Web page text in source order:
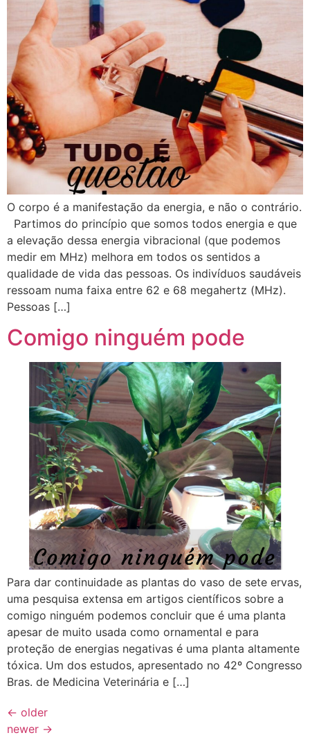
O corpo é a manifestação da energia, e não o contrário.
Partimos do princípio que somos todos energia e que
a elevação dessa energia vibracional (que podemos
medir em MHz) melhora em todos os sentidos a
qualidade de vida das pessoas. Os indivíduos saudáveis
ressoam numa faixa entre 62 e 68 megahertz (MHz).
Pessoas […]
Comigo ninguém pode
Para dar continuidade as plantas do vaso de sete ervas,
uma pesquisa extensa em artigos científicos sobre a
comigo ninguém podemos concluir que é uma planta
apesar de muito usada como ornamental e para
proteção de energias negativas é uma planta altamente
tóxica. Um dos estudos, apresentado no 42º Congresso
Bras. de Medicina Veterinária e […]
← older
newer →